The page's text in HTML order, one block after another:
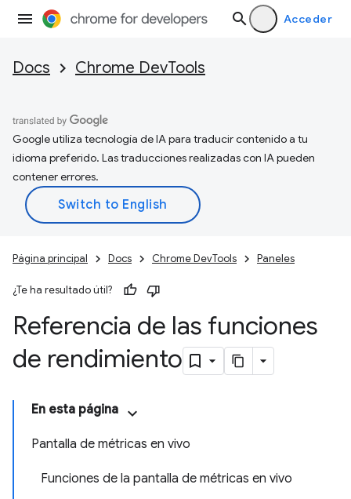
Acceder
Docs Chrome DevTools
Google utiliza tecnología de IA para traducir contenido a tu
idioma preferido. Las traducciones realizadas con IA pueden
contener errores.
Página principal Docs Chrome DevTools Paneles
¿Te ha resultado útil?
Referencia de las funciones
de rendimiento
En esta página
Pantalla de métricas en vivo
Funciones de la pantalla de métricas en vivo